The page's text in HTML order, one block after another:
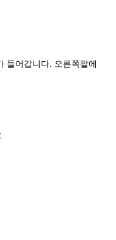
들어갑니다. 오른쪽팔에